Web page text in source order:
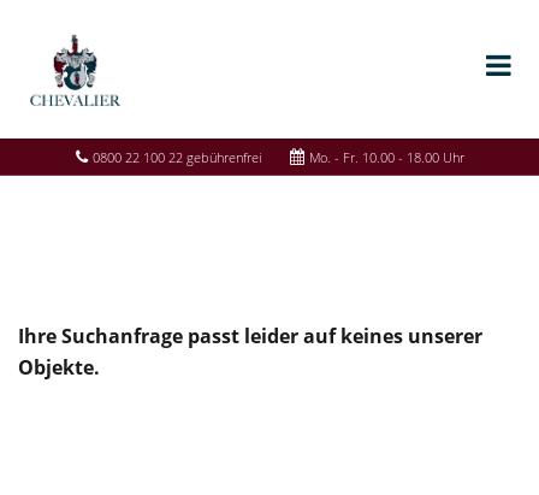
0800 22 100 22 gebührenfrei Mo. - Fr. 10.00 - 18.00 Uhr
Ihre Suchanfrage passt leider auf keines unserer
Objekte.